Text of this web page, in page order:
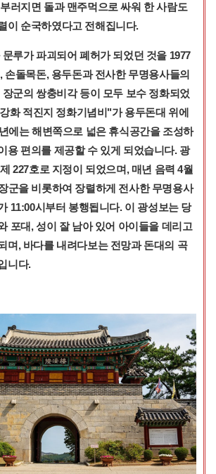
러지면 돌과 맨주먹으로 싸워 한 사람도
이 순국하였다고 전해집니다.
루가 파괴되어 폐허가 되었던 것을 1977
손돌목돈, 용두돈과 전사한 무명용사들의
장군의 쌍충비각 등이 모두 보수 정화되었
화 적진지 정화기념비"가 용두돈대 위에
에는 해변쪽으로 넓은 휴식공간을 조성하
용 편의를 제공할 수 있게 되었습니다. 광
227호로 지정이 되었으며, 매년 음력 4월
군을 비롯하여 장렬하게 전사한 무명용사
11:00시부터 봉행됩니다. 이 광성보는 당
포대, 성이 잘 남아 있어 아이들을 데리고
며, 바다를 내려다보는 전망과 돈대의 곡
니다.